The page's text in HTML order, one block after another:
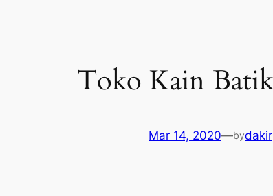
Toko Kain
Mar 14, 2020—bydakir